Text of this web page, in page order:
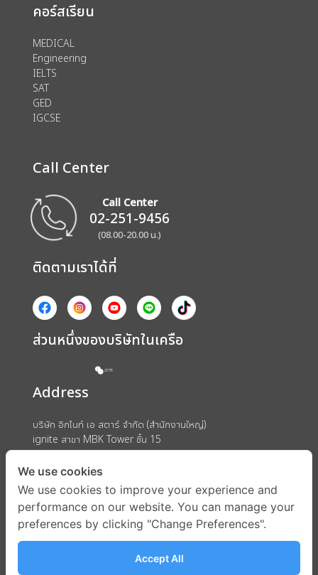
คอร์สเรียน
MEDICAL
Engineering
IELTS
SAT
GED
IGCSE
Call Center
Call Center
02-251-9456
(08.00-20.00 น.)
ติดตามเราได้ที่
ส่วนหนึ่งของบริษัทในเครือ
Address
บริษัท อิกไนท์ เอ สตาร์ จำกัด (สำนักงานใหญ่)
ignite สาขา MBK Tower ชั้น 15
ถนนพญาไท แขวงวังใหม่ เขตปทุมวัน กรุงเทพมหานคร 10330
We use cookies
We use cookies to improve your experience and
performance on our website. You can manage your
preferences by clicking "Change Preferences".
Accept All